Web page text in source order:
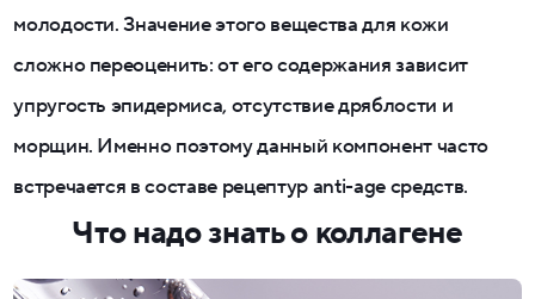
молодости. Значение этого вещества для кожи
сложно переоценить: от его содержания зависит
упругость эпидермиса, отсутствие дряблости и
морщин. Именно поэтому данный компонент часто
встречается в составе рецептур anti-age средств.
Что надо знать о коллагене